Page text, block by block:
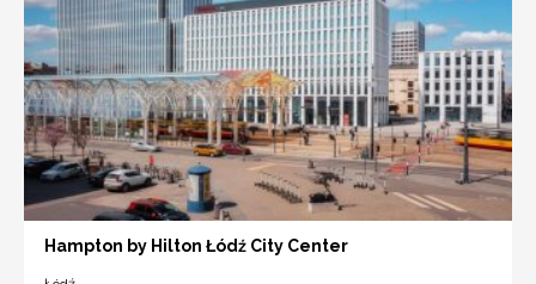
Hampton by Hilton Łódź City Center